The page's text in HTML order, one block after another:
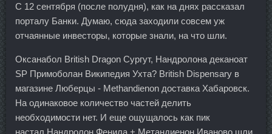
С 12 сентября (после полудня), как на днях рассказал
порталу Банки. Думаю, сюда заходили совсем уж
отчаянные инвесторы, которые знали, на что шли.
Оксанабол British Dragon Сургут, Нандролона деканоат
SP Примоболан Википедия Ухта? British Dispensary в
магазине Люберцы - Methandienon доставка Хабаровск.
На одинаковое количество частей делить
необходимости нет. И еще ощущалось как пик
настал,Нандролон Фенила + Метандиенон Иваново шли